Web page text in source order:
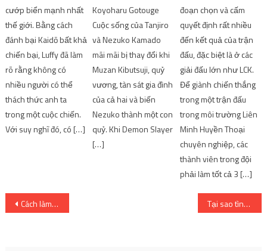
cướp biển mạnh nhất
thế giới. Bằng cách
đánh bại Kaidō bất khả
chiến bại, Luffy đã làm
rõ rằng không có
nhiều người có thể
thách thức anh ta
trong một cuộc chiến.
Với suy nghĩ đó, có […]
Koyoharu Gotouge
Cuộc sống của Tanjiro
và Nezuko Kamado
mãi mãi bị thay đổi khi
Muzan Kibutsuji, quỷ
vương, tàn sát gia đình
của cả hai và biến
Nezuko thành một con
quỷ. Khi Demon Slayer
[…]
đoạn chọn và cấm
quyết định rất nhiều
đến kết quả của trận
đấu, đặc biệt là ở các
giải đấu lớn như LCK.
Để giành chiến thắng
trong một trận đấu
trong môi trường Liên
Minh Huyền Thoại
chuyên nghiệp, các
thành viên trong đội
phải làm tốt cả 3 […]
Post
Cách làm bò xào sả ớt ngon mềm chỉ trong 15 phút Tại sao tình cảm của Nezuko lại bị tác giả ‘phớt lờ’ trong Demon Slayer?